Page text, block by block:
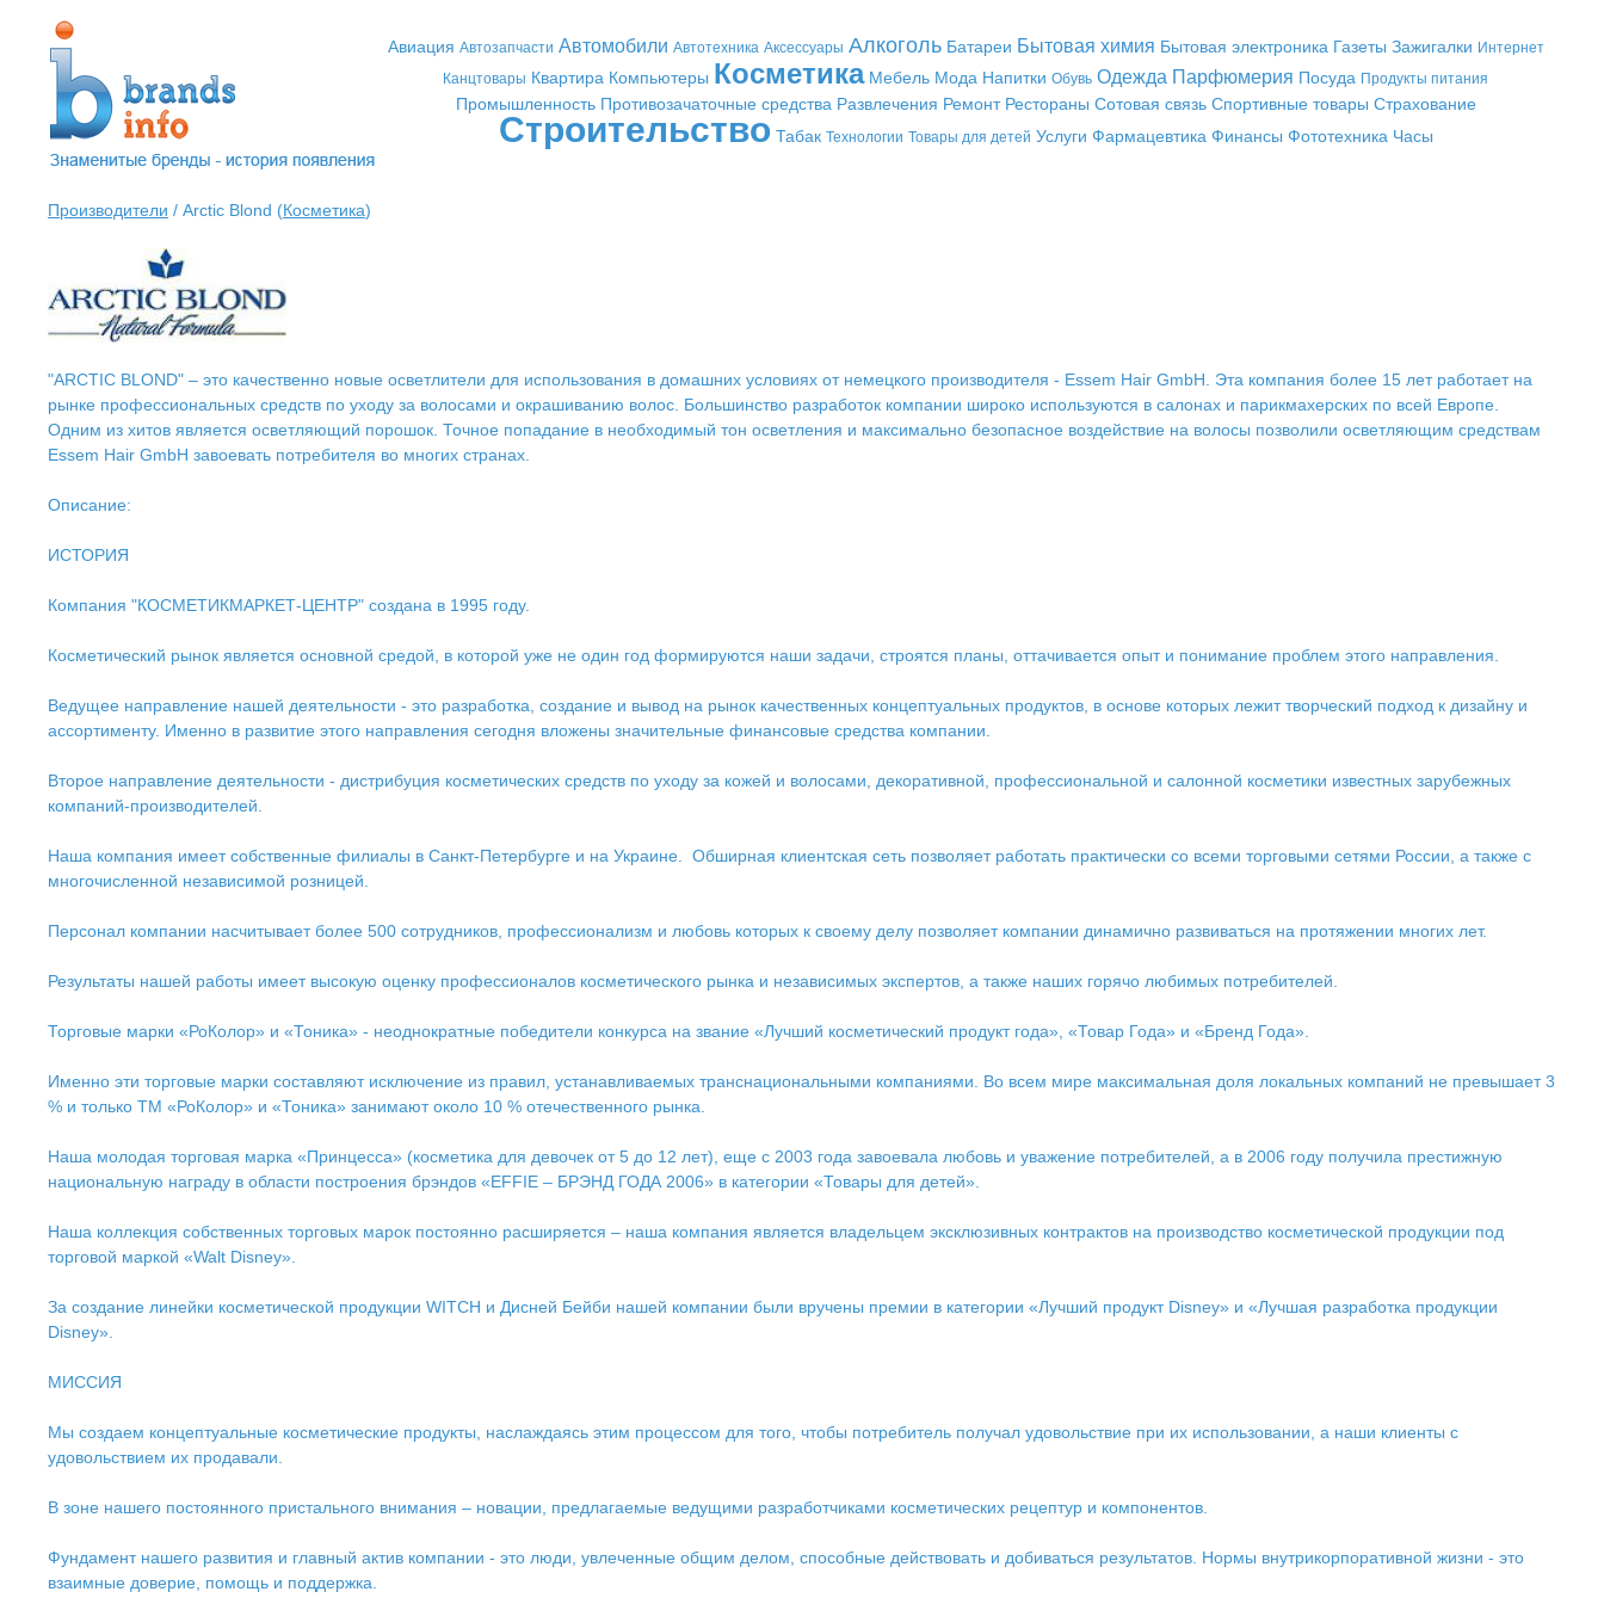
Авиация Автозапчасти Автомобили Автотехника Аксессуары Алкоголь Батареи Бытовая химия Бытовая электроника Газеты Зажигалки Интернет
Канцтовары Квартира Компьютеры Косметика Мебель Мода Напитки Обувь Одежда Парфюмерия Посуда Продукты питания
Промышленность Противозачаточные средства Развлечения Ремонт Рестораны Сотовая связь Спортивные товары Страхование
Строительство Табак Технологии Товары для детей Услуги Фармацевтика Финансы Фототехника Часы
Производители / Arctic Blond (Косметика)
"ARCTIC BLOND" – это качественно новые осветлители для использования в домашних условиях от немецкого производителя - Essem Hair GmbH. Эта компания более 15 лет работает на
рынке профессиональных средств по уходу за волосами и окрашиванию волос. Большинство разработок компании широко используются в салонах и парикмахерских по всей Европе.
Одним из хитов является осветляющий порошок. Точное попадание в необходимый тон осветления и максимально безопасное воздействие на волосы позволили осветляющим средствам
Essem Hair GmbH завоевать потребителя во многих странах.
Описание:
ИСТОРИЯ
Компания "КОСМЕТИКМАРКЕТ-ЦЕНТР" создана в 1995 году.
Косметический рынок является основной средой, в которой уже не один год формируются наши задачи, строятся планы, оттачивается опыт и понимание проблем этого направления.
Ведущее направление нашей деятельности - это разработка, создание и вывод на рынок качественных концептуальных продуктов, в основе которых лежит творческий подход к дизайну и
ассортименту. Именно в развитие этого направления сегодня вложены значительные финансовые средства компании.
Второе направление деятельности - дистрибуция косметических средств по уходу за кожей и волосами, декоративной, профессиональной и салонной косметики известных зарубежных
компаний-производителей.
Наша компания имеет собственные филиалы в Санкт-Петербурге и на Украине. Обширная клиентская сеть позволяет работать практически со всеми торговыми сетями России, а также с
многочисленной независимой розницей.
Персонал компании насчитывает более 500 сотрудников, профессионализм и любовь которых к своему делу позволяет компании динамично развиваться на протяжении многих лет.
Результаты нашей работы имеет высокую оценку профессионалов косметического рынка и независимых экспертов, а также наших горячо любимых потребителей.
Торговые марки «РоКолор» и «Тоника» - неоднократные победители конкурса на звание «Лучший косметический продукт года», «Товар Года» и «Бренд Года».
Именно эти торговые марки составляют исключение из правил, устанавливаемых транснациональными компаниями. Во всем мире максимальная доля локальных компаний не превышает 3
% и только ТМ «РоКолор» и «Тоника» занимают около 10 % отечественного рынка.
Наша молодая торговая марка «Принцесса» (косметика для девочек от 5 до 12 лет), еще с 2003 года завоевала любовь и уважение потребителей, а в 2006 году получила престижную
национальную награду в области построения брэндов «EFFIE – БРЭНД ГОДА 2006» в категории «Товары для детей».
Наша коллекция собственных торговых марок постоянно расширяется – наша компания является владельцем эксклюзивных контрактов на производство косметической продукции под
торговой маркой «Walt Disney».
За создание линейки косметической продукции WITCH и Дисней Бейби нашей компании были вручены премии в категории «Лучший продукт Disney» и «Лучшая разработка продукции
Disney».
МИССИЯ
Мы создаем концептуальные косметические продукты, наслаждаясь этим процессом для того, чтобы потребитель получал удовольствие при их использовании, а наши клиенты с
удовольствием их продавали.
В зоне нашего постоянного пристального внимания – новации, предлагаемые ведущими разработчиками косметических рецептур и компонентов.
Фундамент нашего развития и главный актив компании - это люди, увлеченные общим делом, способные действовать и добиваться результатов. Нормы внутрикорпоративной жизни - это
взаимные доверие, помощь и поддержка.